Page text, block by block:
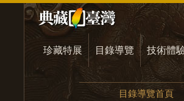
珍藏特展 目錄導覽 技術體
目錄導覽首頁